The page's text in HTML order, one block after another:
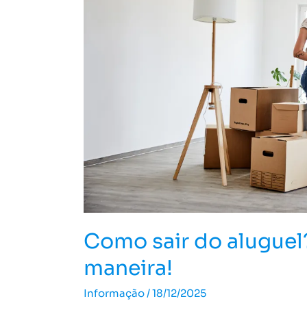
Como sair do
maneira!
Informação /18/12/2025